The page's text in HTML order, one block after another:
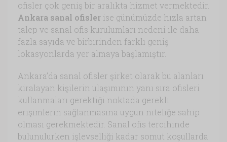
ofisler çok geniş bir aralıkta hizmet vermektedir.
Ankara sanal ofisler ise günümüzde hızla artan
talep ve sanal ofis kurulumları nedeni ile daha
fazla sayıda ve birbirinden farklı geniş
lokasyonlarda yer almaya başlamıştır.
Ankara’da sanal ofisler şirket olarak bu alanları
kiralayan kişilerin ulaşımının yanı sıra ofisleri
kullanmaları gerektiği noktada gerekli
erişimlerin sağlanmasına uygun niteliğe sahip
olması gerekmektedir. Sanal ofis tercihinde
bulunulurken işlevselliği kadar somut koşullarda